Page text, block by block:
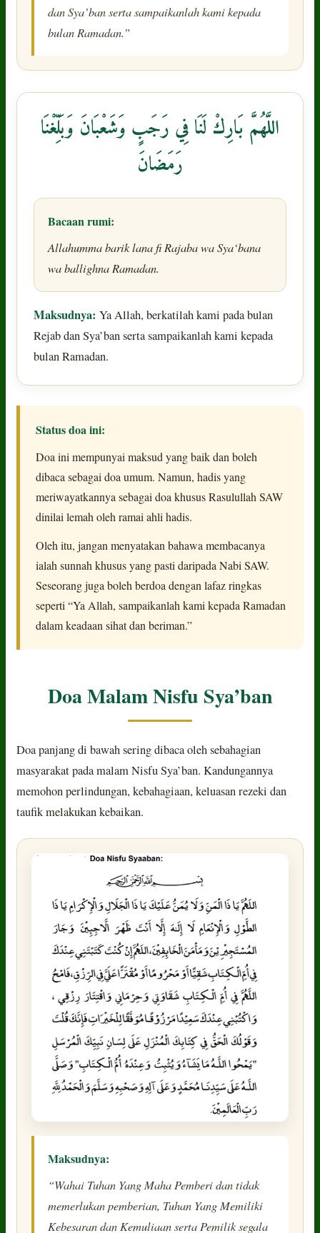
dan Sya’ban serta sampaikanlah kami kepada
bulan Ramadan.”
اللَّهُمَّ بَارِكْ لَنَا فِي رَجَبٍ وَشَعْبَانَ وَبَلِّغْنَا
رَمَضَانَ
Bacaan rumi:
Allahumma barik lana fi Rajaba wa Sya‘bana
wa ballighna Ramadan.
Maksudnya: Ya Allah, berkatilah kami pada bulan
Rejab dan Sya’ban serta sampaikanlah kami kepada
bulan Ramadan.
Status doa ini:
Doa ini mempunyai maksud yang baik dan boleh
dibaca sebagai doa umum. Namun, hadis yang
meriwayatkannya sebagai doa khusus Rasulullah SAW
dinilai lemah oleh ramai ahli hadis.
Oleh itu, jangan menyatakan bahawa membacanya
ialah sunnah khusus yang pasti daripada Nabi SAW.
Seseorang juga boleh berdoa dengan lafaz ringkas
seperti “Ya Allah, sampaikanlah kami kepada Ramadan
dalam keadaan sihat dan beriman.”
Doa Malam Nisfu Sya’ban
Doa panjang di bawah sering dibaca oleh sebahagian
masyarakat pada malam Nisfu Sya’ban. Kandungannya
memohon perlindungan, kebahagiaan, keluasan rezeki dan
taufik melakukan kebaikan.
Maksudnya:
“Wahai Tuhan Yang Maha Pemberi dan tidak
memerlukan pemberian, Tuhan Yang Memiliki
Kebesaran dan Kemuliaan serta Pemilik segala